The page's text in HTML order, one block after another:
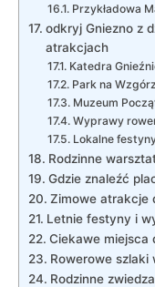
Przykładowa
odkryj ​Gniezno z
atrakcjach
Katedra
Park na
Muzeum‌
Wyprawy
Lokalne
Rodzinne
Gdzie znaleźć
Zimowe atrakcje
Letnie⁤ festyny i
Ciekawe ‌miejsca
Rowerowe ⁤szlaki
Rodzinne